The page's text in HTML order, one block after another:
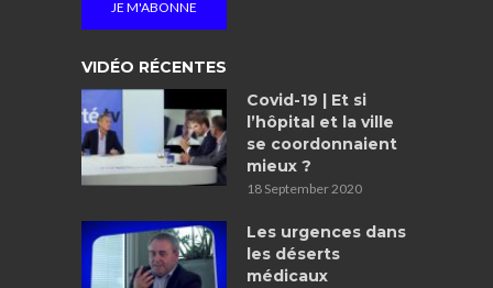
VIDÉO RÉCENTES
Covid-19 | Et si
l’hôpital et la ville
se coordonnaient
mieux ?
18 September 2020
Les urgences dans
les déserts
médicaux